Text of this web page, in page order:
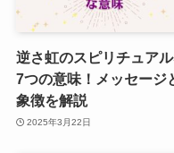
逆さ虹のスピリチュア
7つの意味！メッセージ
象徴を解説
2025年3月22日